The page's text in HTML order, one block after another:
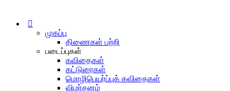
முகப்பு
திணைகள் பற்றி
படைப்புகள்
கவிதைகள்
கட்டுரைகள்
மொழிபெயர்ப்புக் கவிதைகள்
விமர்சனம்